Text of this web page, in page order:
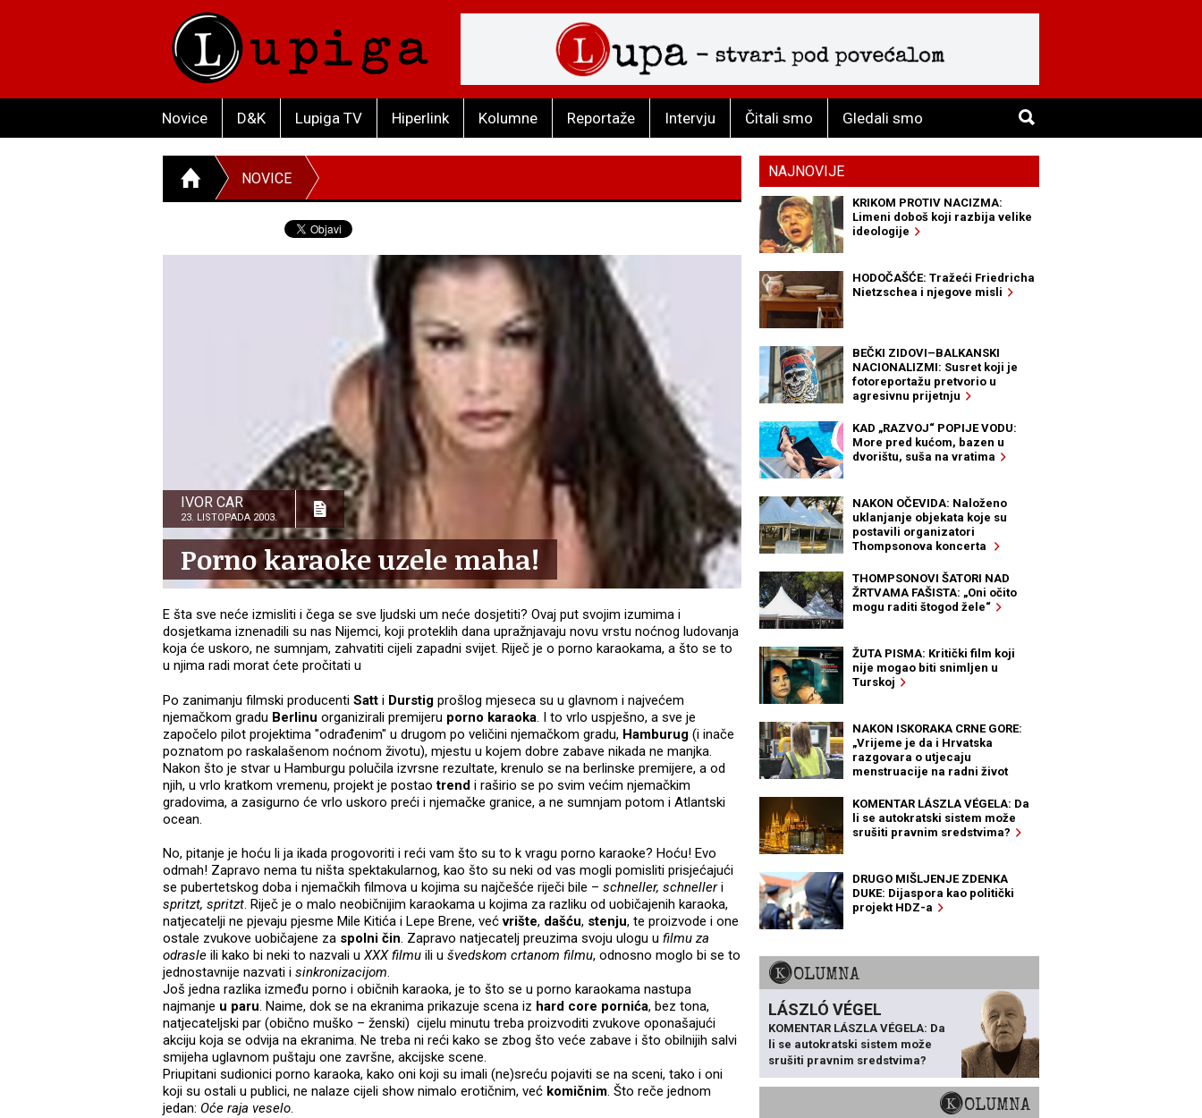
Novice D&K Lupiga TV Hiperlink Kolumne Reportaže Intervju Čitali smo Gledali smo
NOVICE
IVOR CAR
23. LISTOPADA 2003.
Porno karaoke uzele maha!
E šta sve neće izmisliti i čega se sve ljudski um neće dosjetiti? Ovaj put svojim izumima i
dosjetkama iznenadili su nas Nijemci, koji proteklih dana upražnjavaju novu vrstu noćnog ludovanja
koja će uskoro, ne sumnjam, zahvatiti cijeli zapadni svijet. Riječ je o porno karaokama, a što se to
u njima radi morat ćete pročitati u
Po zanimanju filmski producenti Satt i Durstig prošlog mjeseca su u glavnom i najvećem
njemačkom gradu Berlinu organizirali premijeru porno karaoka. I to vrlo uspješno, a sve je
započelo pilot projektima "odrađenim" u drugom po veličini njemačkom gradu, Hamburug (i inače
poznatom po raskalašenom noćnom životu), mjestu u kojem dobre zabave nikada ne manjka.
Nakon što je stvar u Hamburgu polučila izvrsne rezultate, krenulo se na berlinske premijere, a od
njih, u vrlo kratkom vremenu, projekt je postaotrend i raširio se po svim većim njemačkim
gradovima, a zasigurno će vrlo uskoro preći i njemačke granice, a ne sumnjam potom i Atlantski
ocean.
No, pitanje je hoću li ja ikada progovoriti i reći vam što su to k vragu porno karaoke? Hoću! Evo
odmah! Zapravo nema tu ništa spektakularnog, kao što su neki od vas mogli pomisliti prisjećajući
se pubertetskog doba i njemačkih filmova u kojima su najčešće riječi bile – schneller, schnelleri
spritzt, spritzt. Riječ je o malo neobičnijim karaokama u kojima za razliku od uobičajenih karaoka,
natjecatelji ne pjevaju pjesme Mile Kitića i Lepe Brene, većvrište, dašću, stenju, te proizvode i one
ostale zvukove uobičajene za spolni čin. Zapravo natjecatelj preuzima svoju ulogu u filmu za
odrasle ili kako bi neki to nazvali u XXX filmu ili u švedskom crtanom filmu, odnosno moglo bi se to
jednostavnije nazvati i sinkronizacijom.
Još jedna razlika između porno i običnih karaoka, je to što se u porno karaokama nastupa
najmanje u paru. Naime, dok se na ekranima prikazuje scena iz hard core pornića, bez tona,
natjecateljski par (obično muško – ženski) cijelu minutu treba proizvoditi zvukove oponašajući
akciju koja se odvija na ekranima. Ne treba ni reći kako se zbog što veće zabave i što obilnijih salvi
smijeha uglavnom puštaju one završne, akcijske scene.
Priupitani sudionici porno karaoka, kako oni koji su imali (ne)sreću pojaviti se na sceni, tako i oni
koji su ostali u publici, ne nalaze cijeli show nimalo erotičnim, već komičnim. Što reče jednom
jedan: Oće raja veselo.
NAJNOVIJE
KRIKOM PROTIV NACIZMA:
Limeni doboš koji razbija velike
ideologije
HODOČAŠĆE: Tražeći Friedricha
Nietzschea i njegove misli
BEČKI ZIDOVI–BALKANSKI
NACIONALIZMI: Susret koji je
fotoreportažu pretvorio u
agresivnu prijetnju
KAD „RAZVOJ“ POPIJE VODU:
More pred kućom, bazen u
dvorištu, suša na vratima
NAKON OČEVIDA: Naloženo
uklanjanje objekata koje su
postavili organizatori
Thompsonova koncerta
THOMPSONOVI ŠATORI NAD
ŽRTVAMA FAŠISTA: „Oni očito
mogu raditi štogod žele“
ŽUTA PISMA: Kritički film koji
nije mogao biti snimljen u
Turskoj
NAKON ISKORAKA CRNE GORE:
„Vrijeme je da i Hrvatska
razgovara o utjecaju
menstruacije na radni život
KOMENTAR LÁSZLA VÉGELA: Da
li se autokratski sistem može
srušiti pravnim sredstvima?
DRUGO MIŠLJENJE ZDENKA
DUKE: Dijaspora kao politički
projekt HDZ-a
KOLUMNA
LÁSZLÓ VÉGEL
KOMENTAR LÁSZLA VÉGELA: Da
li se autokratski sistem može
srušiti pravnim sredstvima?
KOLUMNA